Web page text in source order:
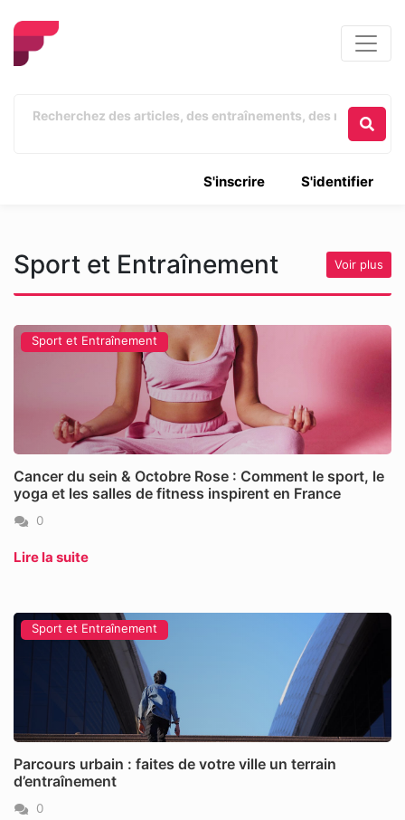
S'identifier
S'inscrire
Sport et Entraînement Voir plus
Sport et Entraînement
Cancer du sein & Octobre Rose : Comment le sport, le
yoga et les salles de fitness inspirent en France
0
Lire la suite
Sport et Entraînement
Parcours urbain : faites de votre ville un terrain
d’entraînement
0